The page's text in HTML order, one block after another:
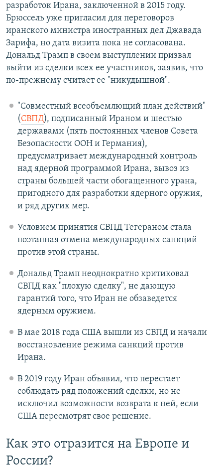
разработок Ирана, заключенной в 2015 году.
Брюссель уже пригласил для переговоров
иранского министра иностранных дел Джавада
Зарифа, но дата визита пока не согласована.
Дональд Трамп в своем выступлении призвал
выйти из сделки всех ее участников, заявив, что
по-прежнему считает ее "никудышной".
"Совместный всеобъемлющий план действий"
(СВПД), подписанный Ираном и шестью
державами (пять постоянных членов Совета
Безопасности ООН и Германия),
предусматривает международный контроль
над ядерной программой Ирана, вывоз из
страны большей части обогащенного урана,
пригодного для разработки ядерного оружия,
и ряд других мер.
Условием принятия СВПД Тегераном стала
поэтапная отмена международных санкций
против этой страны.
Дональд Трамп неоднократно критиковал
СВПД как "плохую сделку", не дающую
гарантий того, что Иран не обзаведется
ядерным оружием.
В мае 2018 года США вышли из СВПД и начали
восстановление режима санкций против
Ирана.
В 2019 году Иран объявил, что перестает
соблюдать ряд положений сделки, но не
исключил возможности возврата к ней, если
США пересмотрят свое решение.
Как это отразится на Европе и
России?